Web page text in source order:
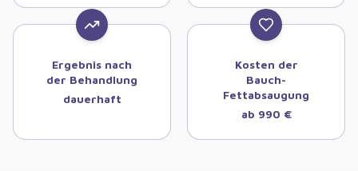
Ergebnis nach
der Behandlung
dauerhaft
Kosten der
Bauch-
Fettabsaugung
ab 990 €